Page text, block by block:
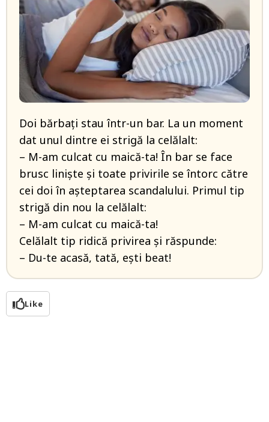
Doi bărbați stau într-un bar. La un moment
dat unul dintre ei strigă la celălalt:
– M-am culcat cu maică-ta! În bar se face
brusc liniște și toate privirile se întorc către
cei doi în așteptarea scandalului. Primul tip
strigă din nou la celălalt:
– M-am culcat cu maică-ta!
Celălalt tip ridică privirea și răspunde:
– Du-te acasă, tată, ești beat!
Like